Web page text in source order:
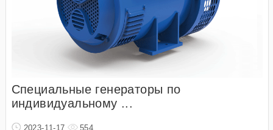
Специальные генераторы по
индивидуальному ...
2023-11-17 554